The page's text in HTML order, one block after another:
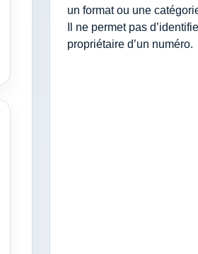
un format ou une
Il ne permet pas
propriétaire d’un numéro.